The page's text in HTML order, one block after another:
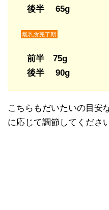
後半 65g
離乳食完了期
前半 75g
後半 90g
こちらもだいたいの目安
に応じて調節してください